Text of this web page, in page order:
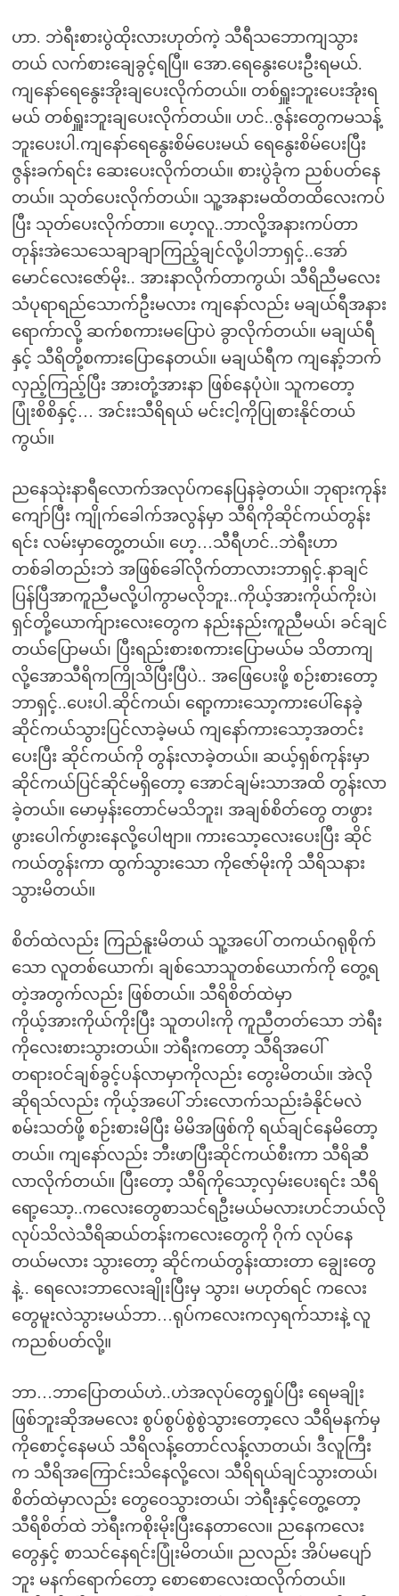
ဟာ. ဘဲရီးစားပွဲထိုးလားဟုတ်ကဲ့ သီရီသဘောကျသွား
တယ် လက်စားချေခွင့်ရပြီ။ အော.ရေနွေးပေးဦးရမယ်.
ကျနော်ရေနွေးအိုးချပေးလိုက်တယ်။ တစ်ရှူးဘူးပေးအုံးရ
မယ် တစ်ရှူးဘူးချပေးလိုက်တယ်။ ဟင်..ဇွန်းတွေကမသန့်
ဘူးပေးပါ.ကျနော်ရေနွေးစိမ်ပေးမယ် ရေနွေးစိမ်ပေးပြီး
ဇွန်းခက်ရင်း ဆေးပေးလိုက်တယ်။ စားပွဲခုံက ညစ်ပတ်နေ
တယ်။ သုတ်ပေးလိုက်တယ်။ သူ့အနားမထိတထိလေးကပ်
ပြီး သုတ်ပေးလိုက်တာ။ ဟေ့လူ..ဘာလို့အနားကပ်တာ
တုန်းအဲသေသေချာချာကြည့်ချင်လို့ပါဘာရှင့်..အော်
မောင်လေးဇော်မိုး.. အားနာလိုက်တာကွယ်၊ သီရိညီမလေး
သံပုရာရည်သောက်ဦးမလား ကျနော်လည်း မချယ်ရီအနား
ရောက်ာလို့ ဆက်စကားမပြောပဲ ခွာလိုက်တယ်။ မချယ်ရီ
နှင့် သီရိတို့စကားပြောနေတယ်။ မချယ်ရီက ကျနော့်ဘက်
လှည့်ကြည့်ပြီး အားတုံ့အားနာ ဖြစ်နေပုံပဲ။ သူကတော့
ပြုံးစိစိနှင့်… အင်းးသီရိရယ် မင်းငါ့ကိုပြုစားနိုင်တယ်
ကွယ်။
ညနေသုဲးနာရီလောက်အလုပ်ကနေပြနခဲ့တယ်။ ဘုရားကုန်း
ကျော်ပြီး ကျိုက်ခေါက်အလွန်မှာ သီရိကိုဆိုင်ကယ်တွန်း
ရင်း လမ်းမှာတွေ့တယ်။ ဟေ့…သီရီဟင်..ဘဲရီးဟာ
တစ်ခါတည်းဘဲ အဖြစ်ခေါ်လိုက်တာလားဘာရှင့်.နာချင်
ပြန်ပြီအာကူညီမလို့ပါကွာမလိုဘူး..ကိုယ့်အားကိုယ်ကိုးပဲ၊
ရှင်တို့ယောက်ျားလေးတွေက နည်းနည်းကူညီမယ်၊ ခင်ချင်
တယ်ပြောမယ်၊ ပြီးရည်းစားစကားပြောမယ်မ သိတာကျ
လို့အောသီရိကကြိုသိပြီးပြီပဲ.. အဖြေပေးဖို့ စဉ်းစားတော့
ဘာရှင့်..ပေးပါ.ဆိုင်ကယ်၊ ရော့ကားသော့ကားပေါ်နေခဲ့
ဆိုင်ကယ်သွားပြင်လာခဲ့မယ် ကျနော်ကားသော့အတင်း
ပေးပြီး ဆိုင်ကယ်ကို တွန်းလာခဲ့တယ်။ ဆယ့်ရှစ်ကုန်းမှာ
ဆိုင်ကယ်ပြင်ဆိုင်မရှိတော့ အောင်ချမ်းသာအထိ တွန်းလာ
ခဲ့တယ်။ မောမှန်းတောင်မသိဘူး၊ အချစ်စိတ်တွေ တဖွား
ဖွားပေါက်ဖွားနေလို့ပေါဗျာ။ ကားသော့လေးပေးပြီး ဆိုင်
ကယ်တွန်းကာ ထွက်သွားသော ကိုဇော်မိုးကို သီရိသနား
သွားမိတယ်။
စိတ်ထဲလည်း ကြည်နူးမိတယ် သူ့အပေါ် တကယ်ဂရုစိုက်
သော လူတစ်ယောက်၊ ချစ်သောသူတစ်ယောက်ကို တွေ့ရ
တဲ့အတွက်လည်း ဖြစ်တယ်။ သီရိစိတ်ထဲမှာ
ကိုယ့်အားကိုယ်ကိုးပြီး သူတပါးကို ကူညီတတ်သော ဘဲရီး
ကိုလေးစားသွားတယ်။ ဘဲရီးကတော့ သီရိအပေါ်
တရားဝင်ချစ်ခွင့်ပန်လာမှာကိုလည်း တွေးမိတယ်။ အဲလို
ဆိုရသ်လည်း ကိုယ့်အပေါ် ဘ်းလောက်သည်းခံနိုင်မလဲ
စမ်းသတ်ဖို့ စဉ်းစားမိပြီး မိမိအဖြစ်ကို ရယ်ချင်နေမိတော့
တယ်။ ကျနော်လည်း ဘီးဖာပြီးဆိုင်ကယ်စီးကာ သီရိဆီ
လာလိုက်တယ်။ ပြီးတော့ သီရိကိုသော့လှမ်းပေးရင်း သီရိ
ရော့သော့..ကလေးတွေစာသင်ရဦးမယ်မလားဟင်ဘယ်လို
လုပ်သိလဲသီရိဆယ်တန်းကလေးတွေကို ဂိုက် လုပ်နေ
တယ်မလား သွားတော့ ဆိုင်ကယ်တွန်းထားတာ ချွေးတွေ
နဲ့.. ရေလေးဘာလေးချိုးပြီးမှ သွား၊ မဟုတ်ရင် ကလေး
တွေမူးလဲသွားမယ်ဘာ…ရုပ်ကလေးကလှရက်သားနဲ့ လူ
ကညစ်ပတ်လို့။
ဘာ…ဘာပြောတယ်ဟဲ..ဟဲအလုပ်တွေရှုပ်ပြီး ရေမချိုး
ဖြစ်ဘူးဆိုအမလေး စွပ်စွပ်စွဲစွဲသွားတော့လေ သီရိမနက်မှ
ကိုစောင့်နေမယ် သီရိလန့်တောင်လန့်လာတယ်၊ ဒီလူကြီး
က သီရိအကြောင်းသိနေလို့လေ၊ သီရိရယ်ချင်သွားတယ်၊
စိတ်ထဲမှာလည်း တွေဝေသွားတယ်၊ ဘဲရီးနှင့်တွေ့တော့
သီရိစိတ်ထဲ ဘဲရီးကစိုးမိုးပြီးနေတာလေ။ ညနေကလေး
တွေနှင့် စာသင်နေရင်းပြုံးမိတယ်။ ညလည်း အိပ်မပျော်
ဘူး မနက်ရောက်တော့ စောစောလေးထလိုက်တယ်။